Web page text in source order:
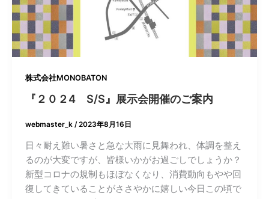
株式会社MONOBATON
『２０２4 S/S』展示会開催のご案内
webmaster_k/2023年8月16日
日々耐え難い暑さと急な大雨に見舞われ、体調を整え
るのが大変ですが、皆様いかがお過ごしでしょうか？
新型コロナの規制もほぼなくなり、消費動向もやや回
復してきていることがささやかに嬉しい今日この頃で